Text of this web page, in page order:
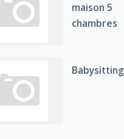
maison 5
chambres
Babysitting